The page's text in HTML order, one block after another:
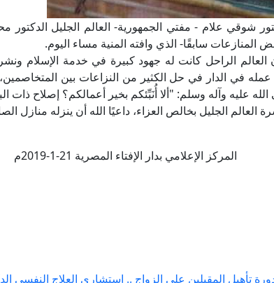
شوقي علام - مفتي الجمهورية- العالم الجليل الدكتور
فض المنازعات سابقًا- الذي وافته المنية مساء اليوم.
العالم الراحل كانت له جهود كبيرة في خدمة الإسلام
في الدار في حل الكثير من النزاعات بين
عليه وآله وسلم: "ألا أُنَبِّئكم بخير أعمالكم؟ إصلاح ذات
العالم الجليل بخالص العزاء، داعيًا الله أن ينزله منازل
المركز الإعلامي بدار الإفتاء المصرية 21-1-2019م
تأهيل المقبلين على الزواج .. استشاري العلاج النفسي